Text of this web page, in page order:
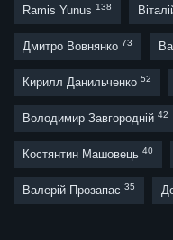
Ramis Yunus 138
Дмитро Вовнянко 73
Кирилл Данильченко 52
Володимир Завгородній 42
Костянтин Машовець 40
Валерій Прозапас 35